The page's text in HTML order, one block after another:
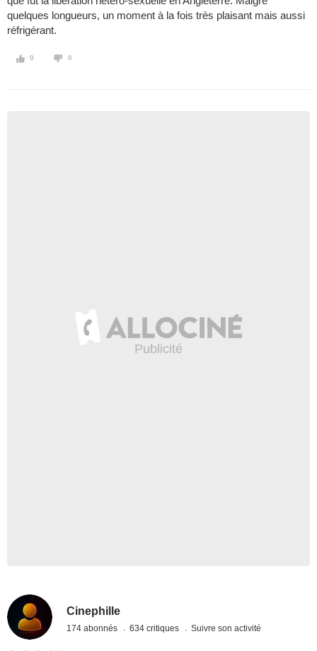
quelques longueurs, un moment à la fois très plaisant mais aussi
réfrigérant.
0 0
Cinephille
174 abonnés 634 critiques Suivre son activité